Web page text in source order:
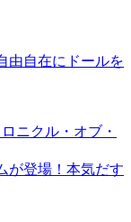
由自在にドールを
ニクル・オブ・
が登場！本気だす